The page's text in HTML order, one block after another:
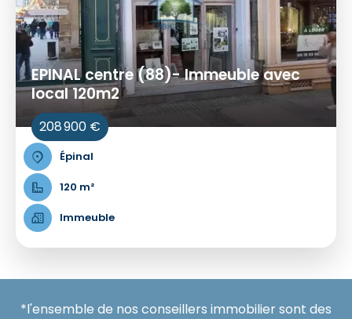
EPINAL centre (88)- Immeuble avec
local 120m2
208 900 €
Épinal
120 m²
Immeuble
*l'ensemble de nos conseillers immobilier sont des